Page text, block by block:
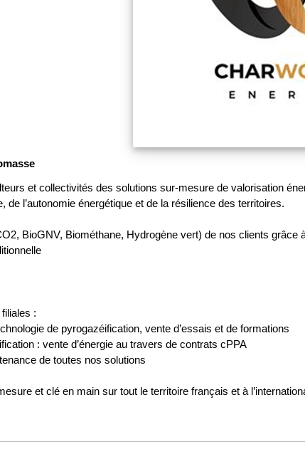
et collectivités des solutions sur-mesure de valorisation
l’autonomie énergétique et de la résilience des territoires.
BioGNV, Biométhane, Hydrogène vert) de nos clients grâce
:
de pyrogazéification, vente d’essais et de formations
: vente d’énergie au travers de contrats cPPA
de toutes nos solutions
et clé en main sur tout le territoire français et à